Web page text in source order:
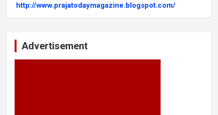
http://www.prajatodaymagazine.blogspot.com/
Advertisement